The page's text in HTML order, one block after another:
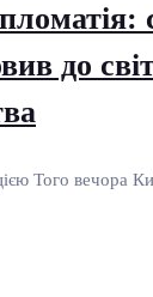
до
Того вечора